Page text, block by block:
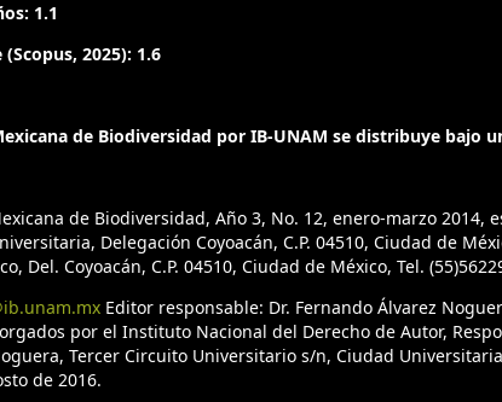
1.1
(Scopus, 2025): 1.6
de Biodiversidad por IB-UNAM se distribuye bajo
de Biodiversidad, Año 3, No. 12, enero-marzo
Delegación Coyoacán, C.P. 04510, Ciudad de
Del. Coyoacán, C.P. 04510, Ciudad de México, Tel.
Editor responsable: Dr. Fernando Álvarez
por el Instituto Nacional del Derecho de Autor,
Tercer Circuito Universitario s/n, Ciudad
de 2016.